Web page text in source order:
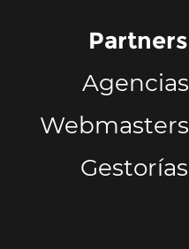
Partners
Agencias
Webmasters
Gestorías